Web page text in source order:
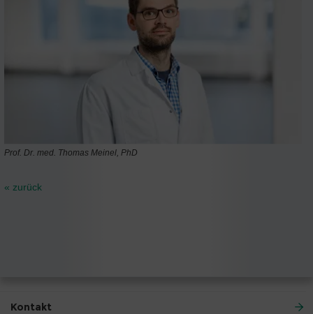
Prof. Dr. med. Thomas Meinel, PhD
« zurück
Kontakt